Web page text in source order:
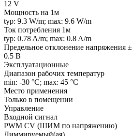
12 V
Мощность на 1м
typ: 9.3 W/m; max: 9.6 W/m
Ток потребления 1м
typ: 0.78 A/m; max: 0.8 A/m
Предельное отклонение напряжения ±
0.5 В
Эксплуатационные
Диапазон рабочих температур
min: -30 °C; max: 45 °C
Место применения
Только в помещении
Управление
Входной сигнал
PWM СV (ШИМ по напряжению)
Диммируемый(ая)